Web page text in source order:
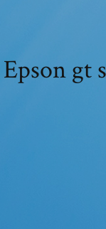
Epson